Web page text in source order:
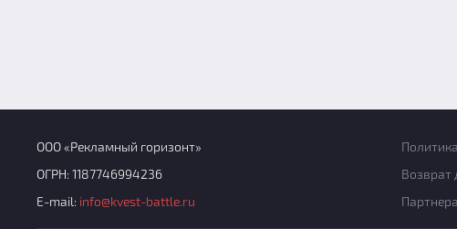
ООО «Рекламный горизонт»
ОГРН: 1187746994236
E-mail: info@kvest-battle.ru
Возврат